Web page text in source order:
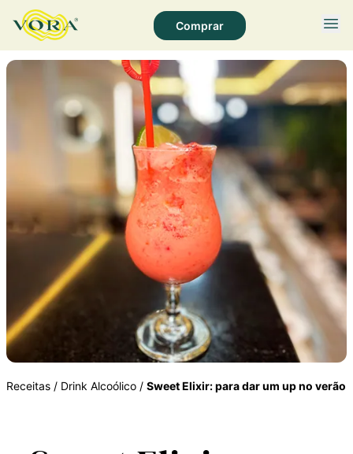
Comprar
Página Inicial
Quem Somos
Socioambiental
Produtos
Receitas
Notícias
Fale Conosco
Receitas / Drink Alcoólico / Sweet Elixir: para dar um up no verão